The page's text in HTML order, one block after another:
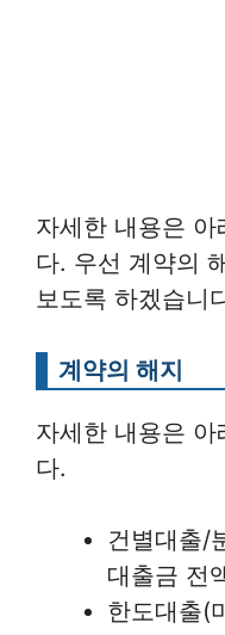
자세한 내용은 아
다. 우선 계약의
보도록 하겠습니
계약의 해지
자세한 내용은 아
다.
건별대출/
대출금 전
한도대출(